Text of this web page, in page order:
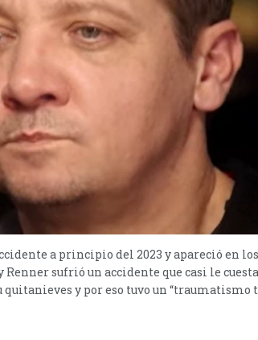
a principio del 2023 y apareció en
Renner sufrió un accidente que casi le
quitanieves y por eso tuvo un “traumatismo